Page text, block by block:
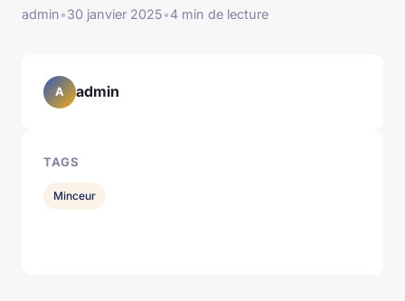
admin•30 janvier 2025•4 min de lecture
A admin
TAGS
Minceur